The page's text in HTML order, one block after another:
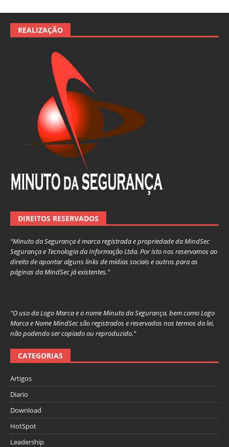
REALIZAÇÃO
DIREITOS RESERVADOS
“Minuto da Segurança é marca registrada e propriedade da MindSec
Segurança e Tecnologia da Informação Ltda. Por isto nos reservamos ao
direito de apontar alguns links de mídias sociais e outros para as
páginas da MindSec já existentes.”
“O uso da Logo Marca e o nome Minuto da Segurança, bem como Logo
Marca e Nome MindSec são registrados e reservados nos termos da lei,
não podendo ser copiado ou reproduzido.”
CATEGORIAS
Artigos
Diario
Download
HotSpot
Leadership